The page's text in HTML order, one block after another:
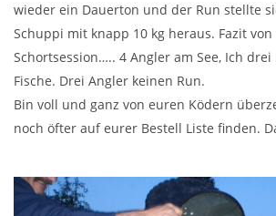
wieder ein Dauerton und der Run stellte
Schuppi mit knapp 10 kg heraus. Fazit
Schortsession….. 4 Angler am See, Ich
Fische. Drei Angler keinen Run.
Bin voll und ganz von euren Ködern
noch öfter auf eurer Bestell Liste finden.